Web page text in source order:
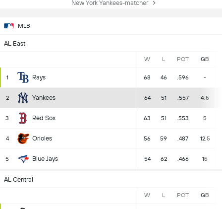
New York Yankees-matcher
MLB
AL East
W L PCT GB
1 Rays 68 46 .596 -
2 Yankees 64 51 .557 4.5
3 Red Sox 63 51 .553 5
4 Orioles 56 59 .487 12.5
5 Blue Jays 54 62 .466 15
AL Central
W L PCT GB